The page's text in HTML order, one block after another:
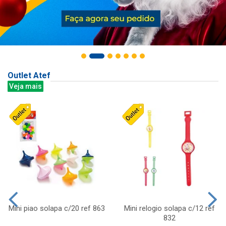
Outlet Atef
Veja mais
Mini piao solapa c/20 ref 863
Mini relogio solapa c/12 ref
832